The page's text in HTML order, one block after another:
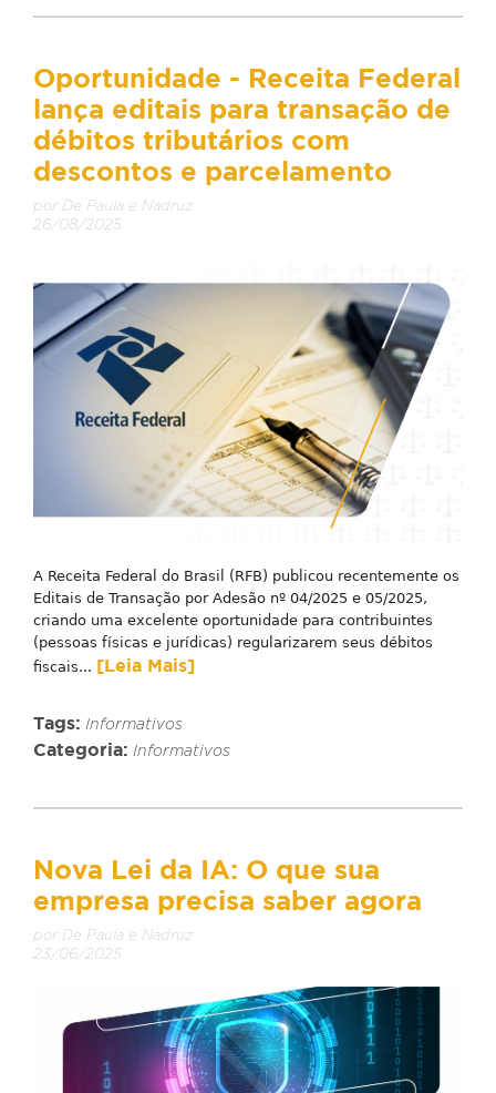
Oportunidade - Receita Federal
lança editais para transação de
débitos tributários com
descontos e parcelamento
por De Paula e Nadruz
26/08/2025
A Receita Federal do Brasil (RFB) publicou recentemente os
Editais de Transação por Adesão nº 04/2025 e 05/2025,
criando uma excelente oportunidade para contribuintes
(pessoas físicas e jurídicas) regularizarem seus débitos
fiscais... [Leia Mais]
Tags: Informativos
Categoria: Informativos
Nova Lei da IA: O que sua
empresa precisa saber agora
por De Paula e Nadruz
23/06/2025